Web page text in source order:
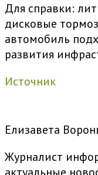
Для справки:
дисковые
автомобиль
развития
Источник
Елизавета
Журналист